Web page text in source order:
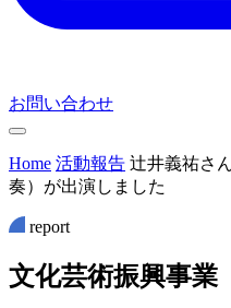
お問い合わせ
Home 活動報告 辻井義祐さ
奏）が出演しました
report
文化芸術振興事業